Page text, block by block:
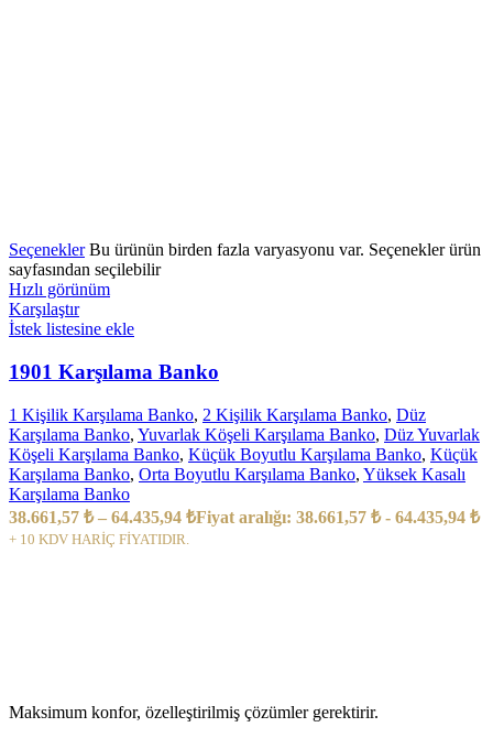
Seçenekler Bu ürünün birden fazla varyasyonu var. Seçenekler ürün
sayfasından seçilebilir
Hızlı görünüm
Karşılaştır
İstek listesine ekle
1901 Karşılama Banko
1 Kişilik Karşılama Banko, 2 Kişilik Karşılama Banko, Düz
Karşılama Banko, Yuvarlak Köşeli Karşılama Banko, Düz Yuvarlak
Köşeli Karşılama Banko, Küçük Boyutlu Karşılama Banko, Küçük
Karşılama Banko, Orta Boyutlu Karşılama Banko, Yüksek Kasalı
Karşılama Banko
38.661,57 ₺ – 64.435,94 ₺Fiyat aralığı: 38.661,57 ₺ - 64.435,94 ₺
+ 10 KDV HARİÇ FİYATIDIR.
Maksimum konfor, özelleştirilmiş çözümler gerektirir.